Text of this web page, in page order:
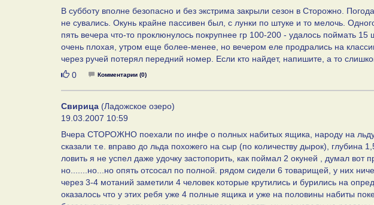
В субботу вполне безопасно и без экстрима закрыли сезон в Сторожно.
не сувались. Окунь крайне пассивен был, с лунки по штуке и то мелочь.
пять вечера что-то проклюнулось покрупнее гр 100-200 - удалось поймать 15
очень плохая, утром еще более-менее, но вечером еле продрались на
через ручей потерял передний номер. Если кто найдет, напишите, а то
Нравится
0 Комментарии (0)
Свирица (Ладожское озеро)
19.03.2007 10:59
Вчера СТОРОЖНО поехали по инфе о полных набитых ящика, народу на льду
сказали т.е. вправо до льда похожего на сыр (по количеству дырок), глубина
ловить я не успел даже удочку застопорить, как поймал 2 окуней , думал вот
но.......но...но опять отсосал по полной. рядом сидели 6 товарищей, у них
через 3-4 мотаний заметили 4 человек которые крутились и бурились на
оказалось что у этих ребя уже 4 полные ящика и уже на половины набиты